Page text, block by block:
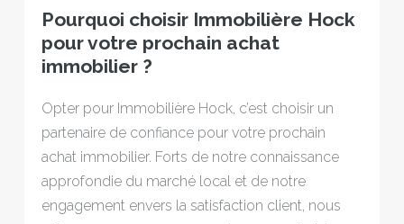
Pourquoi choisir Immobilière Hock
pour votre prochain achat
immobilier ?
Opter pour Immobilière Hock, c’est choisir un
partenaire de confiance pour votre prochain
achat immobilier. Forts de notre connaissance
approfondie du marché local et de notre
engagement envers la satisfaction client, nous